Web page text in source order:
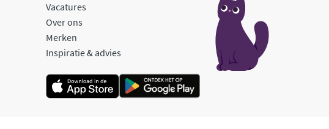
Vacatures
Over ons
Merken
Inspiratie & advies